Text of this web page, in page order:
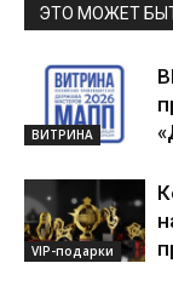
ЭТО МОЖЕТ
ВИТРИНА
VIP-подарки